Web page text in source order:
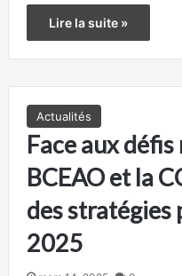
Lire la suite »
Actualités
Face aux
BCEAO et la
des stratégies
2025